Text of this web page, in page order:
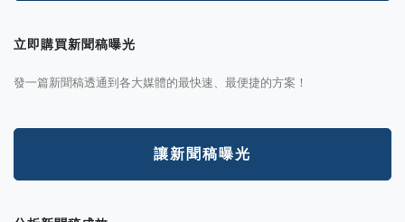
立即購買新聞稿曝光
發一篇新聞稿透通到各大媒體的最快速、最便捷的方案！
讓新聞稿曝光